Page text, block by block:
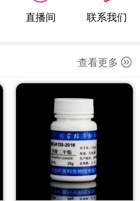
直播间 联系我们
查看更多